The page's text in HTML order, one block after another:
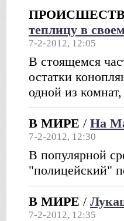
теплицу в
7-2-2012, 12:05
В стоящемся
остатки
одной из
В МИРЕ / На
7-2-2012, 12:30
В популярной
"полицейский"
В МИРЕ /
7-2-2012, 12:35